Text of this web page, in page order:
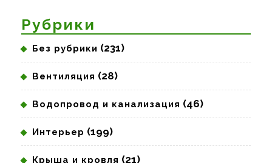
Рубрики
Без рубрики (231)
Вентиляция (28)
Водопровод и канализация (46)
Интерьер (199)
Крыша и кровля (21)